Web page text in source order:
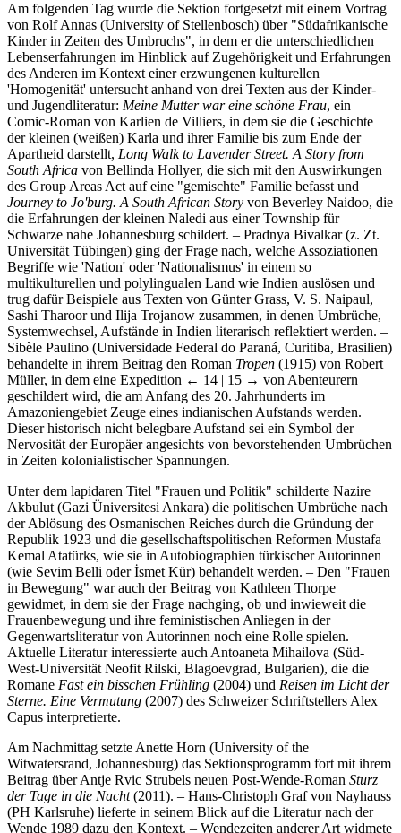
Am folgenden Tag wurde die Sektion fortgesetzt mit einem Vortrag
von Rolf Annas (University of Stellenbosch) über "Südafrikanische
Kinder in Zeiten des Umbruchs", in dem er die unterschiedlichen
Lebenserfahrungen im Hinblick auf Zugehörigkeit und Erfahrungen
des Anderen im Kontext einer erzwungenen kulturellen
'Homogenität' untersucht anhand von drei Texten aus der Kinder-
und Jugendliteratur: Meine Mutter war eine schöne Frau, ein
Comic-Roman von Karlien de Villiers, in dem sie die Geschichte
der kleinen (weißen) Karla und ihrer Familie bis zum Ende der
Apartheid darstellt, Long Walk to Lavender Street. A Story from
South Africa von Bellinda Hollyer, die sich mit den Auswirkungen
des Group Areas Act auf eine "gemischte" Familie befasst und
Journey to Jo'burg. A South African Story von Beverley Naidoo, die
die Erfahrungen der kleinen Naledi aus einer Township für
Schwarze nahe Johannesburg schildert. – Pradnya Bivalkar (z. Zt.
Universität Tübingen) ging der Frage nach, welche Assoziationen
Begriffe wie 'Nation' oder 'Nationalismus' in einem so
multikulturellen und polylingualen Land wie Indien auslösen und
trug dafür Beispiele aus Texten von Günter Grass, V. S. Naipaul,
Sashi Tharoor und Ilija Trojanow zusammen, in denen Umbrüche,
Systemwechsel, Aufstände in Indien literarisch reflektiert werden. –
Sibèle Paulino (Universidade Federal do Paraná, Curitiba, Brasilien)
behandelte in ihrem Beitrag den Roman Tropen (1915) von Robert
Müller, in dem eine Expedition ← 14 | 15 → von Abenteurern
geschildert wird, die am Anfang des 20. Jahrhunderts im
Amazoniengebiet Zeuge eines indianischen Aufstands werden.
Dieser historisch nicht belegbare Aufstand sei ein Symbol der
Nervosität der Europäer angesichts von bevorstehenden Umbrüchen
in Zeiten kolonialistischer Spannungen.
Unter dem lapidaren Titel "Frauen und Politik" schilderte Nazire
Akbulut (Gazi Üniversitesi Ankara) die politischen Umbrüche nach
der Ablösung des Osmanischen Reiches durch die Gründung der
Republik 1923 und die gesellschaftspolitischen Reformen Mustafa
Kemal Atatürks, wie sie in Autobiographien türkischer Autorinnen
(wie Sevim Belli oder İsmet Kür) behandelt werden. – Den "Frauen
in Bewegung" war auch der Beitrag von Kathleen Thorpe
gewidmet, in dem sie der Frage nachging, ob und inwieweit die
Frauenbewegung und ihre feministischen Anliegen in der
Gegenwartsliteratur von Autorinnen noch eine Rolle spielen. –
Aktuelle Literatur interessierte auch Antoaneta Mihailova (Süd-
West-Universität Neofit Rilski, Blagoevgrad, Bulgarien), die die
Romane Fast ein bisschen Frühling (2004) und Reisen im Licht der
Sterne. Eine Vermutung (2007) des Schweizer Schriftstellers Alex
Capus interpretierte.
Am Nachmittag setzte Anette Horn (University of the
Witwatersrand, Johannesburg) das Sektionsprogramm fort mit ihrem
Beitrag über Antje Rvic Strubels neuen Post-Wende-Roman Sturz
der Tage in die Nacht(2011). – Hans-Christoph Graf von Nayhauss
(PH Karlsruhe) lieferte in seinem Blick auf die Literatur nach der
Wende 1989 dazu den Kontext. – Wendezeiten anderer Art widmete